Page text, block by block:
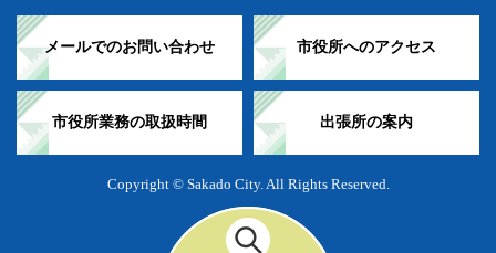
メールでのお問い合わせ 市役所へのアクセス
市役所業務の取扱時間 出張所の案内
Copyright © Sakado City. All Rights Reserved.